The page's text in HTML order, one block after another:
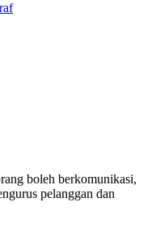
boleh berkomunikasi,
pelanggan dan